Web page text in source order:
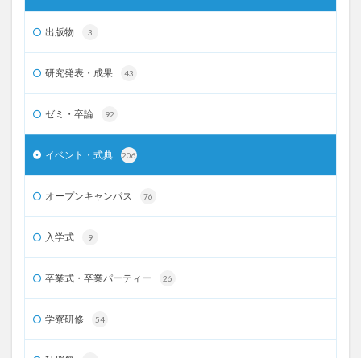
出版物 3
研究発表・成果 43
ゼミ・卒論 92
イベント・式典 206
オープンキャンパス 76
入学式 9
卒業式・卒業パーティー 26
学寮研修 54